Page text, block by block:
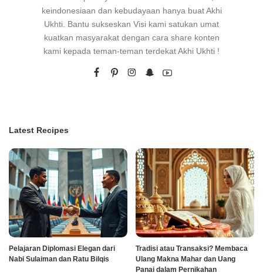
keindonesiaan dan kebudayaan hanya buat Akhi
Ukhti. Bantu sukseskan Visi kami satukan umat
kuatkan masyarakat dengan cara share konten
kami kepada teman-teman terdekat Akhi Ukhti !
Latest Recipes
Pelajaran Diplomasi Elegan dari
Nabi Sulaiman dan Ratu Bilqis
Tradisi atau Transaksi? Membaca
Ulang Makna Mahar dan Uang
Panai dalam Pernikahan